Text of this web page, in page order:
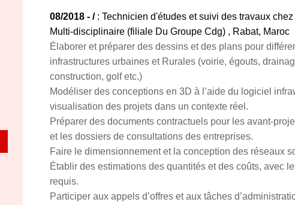
08/2018 - /: Technicien d'études et suivi des travaux
Multi-disciplinaire (filiale Du Groupe Cdg) , Rabat, Maroc
Élaborer et préparer des dessins et des plans pour
infrastructures urbaines et Rurales (voirie, égouts,
construction, golf etc.)
Modéliser des conceptions en 3D à l’aide du logiciel
visualisation des projets dans un contexte réel.
Préparer des documents contractuels pour les avant-
et les dossiers de consultations des entreprises.
Faire le dimensionnement et la conception des réseaux
Établir des estimations des quantités et des coûts, avec
requis.
Participer aux appels d’offres et aux tâches